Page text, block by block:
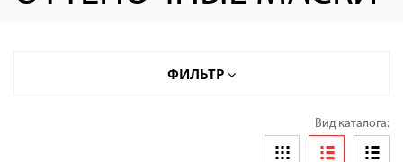
ФИЛЬТР
Вид каталога: